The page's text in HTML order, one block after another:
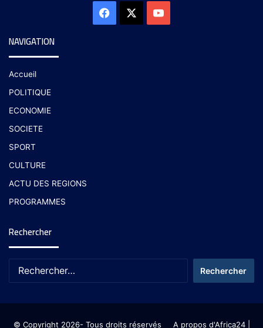
NAVIGATION
Accueil
POLITIQUE
ECONOMIE
SOCIETE
SPORT
CULTURE
ACTU DES REGIONS
PROGRAMMES
Rechercher
© Copyright 2026- Tous droits réservés A propos d'Africa24|